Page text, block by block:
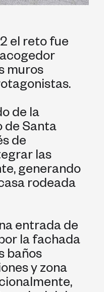
2 el reto fue
muros
de la
de Santa
de
las
generando
rodeada
entrada de
la fachada
baños
y zona